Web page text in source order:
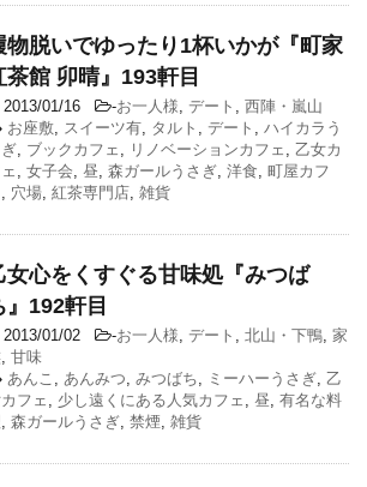
物脱いでゆったり1杯いかが『町家
茶館 卯晴』193軒目
2013/01/16 -お一人様, デート , 西陣・嵐山
お座敷, スイーツ有, タルト , デート , ハイカラう
, ブックカフェ , リノベーションカフェ , 乙女カ
, 女子会, 昼, 森ガールうさぎ, 洋食, 町屋カフ
, 穴場, 紅茶専門店, 雑貨
女心をくすぐる甘味処『みつば
』192軒目
2013/01/02 -お一人様, デート , 北山・下鴨, 家
, 甘味
あんこ , あんみつ, みつばち, ミーハーうさぎ, 乙
フェ , 少し遠くにある人気カフェ , 昼, 有名な料
, 森ガールうさぎ, 禁煙, 雑貨